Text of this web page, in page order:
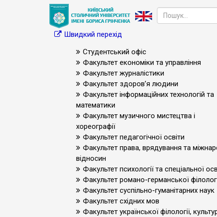
Швидкий перехід
Студентський офіс
Факультет економіки та управління
Факультет журналістики
Факультет здоров’я людини
Факультет інформаційних технологій та
математики
Факультет музичного мистецтва і
хореографії
Факультет педагогічної освіти
Факультет права, врядування та
відносин
Факультет психології та спеціальної
Факультет романо-германської
Факультет суспільно-гуманітарних наук
Факультет східних мов
Факультет української філології,